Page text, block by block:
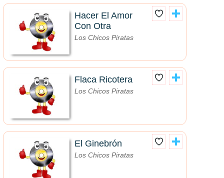
Hacer El Amor
Con Otra
Los Chicos Piratas
Flaca Ricotera
Los Chicos Piratas
El Ginebrón
Los Chicos Piratas